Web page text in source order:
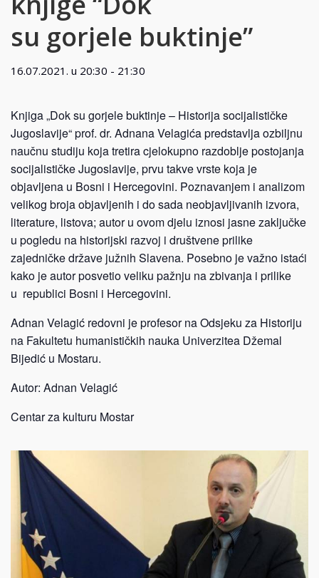
su gorjele buktinje”
16.07.2021. u 20:30 - 21:30
Knjiga „Dok su gorjele buktinje – Historija socijalističke
Jugoslavije“ prof. dr. Adnana Velagića predstavlja ozbiljnu
naučnu studiju koja tretira cjelokupno razdoblje postojanja
socijalističke Jugoslavije, prvu takve vrste koja je
objavljena u Bosni i Hercegovini. Poznavanjem i analizom
velikog broja objavljenih i do sada neobjavljivanih izvora,
literature, listova; autor u ovom djelu iznosi jasne zaključke
u pogledu na historijski razvoj i društvene prilike
zajedničke države južnih Slavena. Posebno je važno istaći
kako je autor posvetio veliku pažnju na zbivanja i prilike
u republici Bosni i Hercegovini.
Adnan Velagić redovni je profesor na Odsjeku za Historiju
na Fakultetu humanističkih nauka Univerzitea Džemal
Bijedić u Mostaru.
Autor: Adnan Velagić
Centar za kulturu Mostar